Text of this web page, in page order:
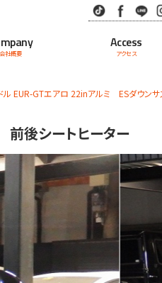
TikTok
会社概要
Access
アクセス
ル EUR-GTエアロ 22inアルミ ESダウン
後シートヒーター